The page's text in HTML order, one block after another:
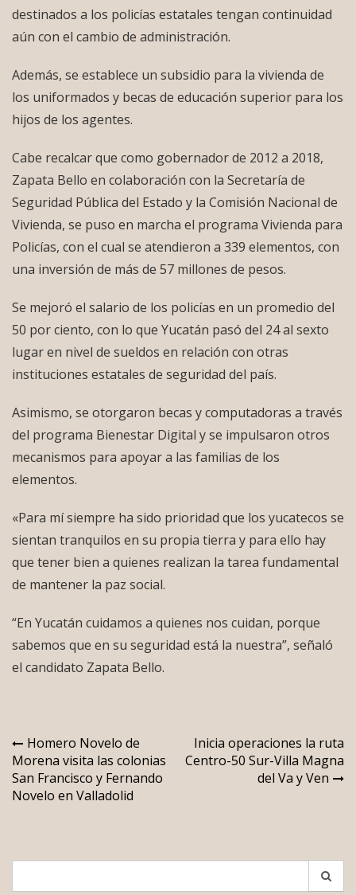
destinados a los policías estatales tengan continuidad
aún con el cambio de administración.
Además, se establece un subsidio para la vivienda de
los uniformados y becas de educación superior para los
hijos de los agentes.
Cabe recalcar que como gobernador de 2012 a 2018,
Zapata Bello en colaboración con la Secretaría de
Seguridad Pública del Estado y la Comisión Nacional de
Vivienda, se puso en marcha el programa Vivienda para
Policías, con el cual se atendieron a 339 elementos, con
una inversión de más de 57 millones de pesos.
Se mejoró el salario de los policías en un promedio del
50 por ciento, con lo que Yucatán pasó del 24 al sexto
lugar en nivel de sueldos en relación con otras
instituciones estatales de seguridad del país.
Asimismo, se otorgaron becas y computadoras a través
del programa Bienestar Digital y se impulsaron otros
mecanismos para apoyar a las familias de los
elementos.
«Para mí siempre ha sido prioridad que los yucatecos se
sientan tranquilos en su propia tierra y para ello hay
que tener bien a quienes realizan la tarea fundamental
de mantener la paz social.
“En Yucatán cuidamos a quienes nos cuidan, porque
sabemos que en su seguridad está la nuestra”, señaló
el candidato Zapata Bello.
Navegación
de
entradas
Homero Novelo de
Morena visita las colonias
San Francisco y Fernando
Novelo en Valladolid
Inicia operaciones la ruta
Centro-50 Sur-Villa Magna
del Va y Ven